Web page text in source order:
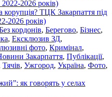
корупція? ТЦК Закарпаття під
2026 років)
кордонів, Берегово, Бізнес,
, Ексклюзив ЗД,
фото, Кримінал,
Закарпаття, Публікації,
Тячів, Ужгород, Україна, Фото,